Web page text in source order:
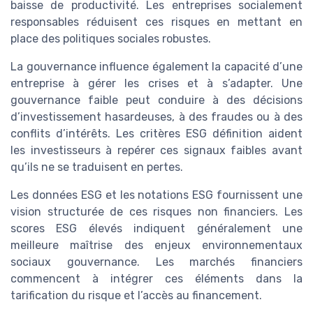
baisse de productivité. Les entreprises socialement
responsables réduisent ces risques en mettant en
place des politiques sociales robustes.
La gouvernance influence également la capacité d’une
entreprise à gérer les crises et à s’adapter. Une
gouvernance faible peut conduire à des décisions
d’investissement hasardeuses, à des fraudes ou à des
conflits d’intérêts. Les critères ESG définition aident
les investisseurs à repérer ces signaux faibles avant
qu’ils ne se traduisent en pertes.
Les données ESG et les notations ESG fournissent une
vision structurée de ces risques non financiers. Les
scores ESG élevés indiquent généralement une
meilleure maîtrise des enjeux environnementaux
sociaux gouvernance. Les marchés financiers
commencent à intégrer ces éléments dans la
tarification du risque et l’accès au financement.